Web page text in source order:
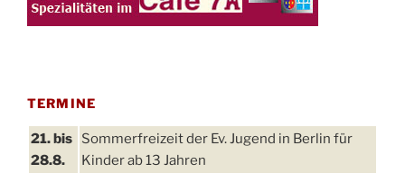
TERMINE
21. bis
28.8.
Sommerfreizeit der Ev. Jugend in Berlin für
Kinder ab 13 Jahren